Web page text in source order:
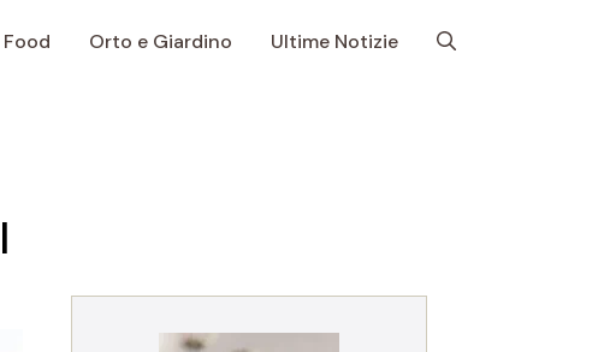
Food Orto e Giardino Ultime Notizie